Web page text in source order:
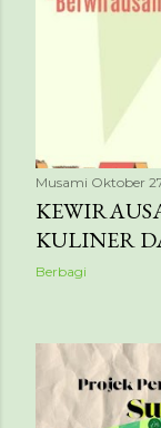
Musami Oktober
KULINER
Berbagi